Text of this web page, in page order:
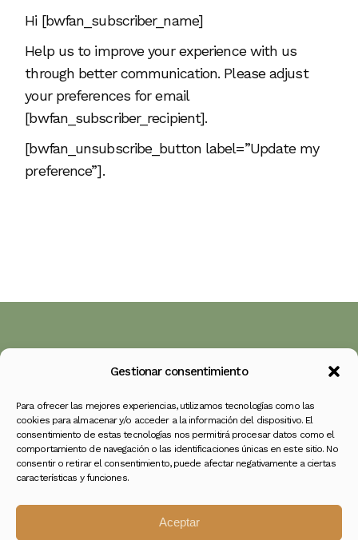
Gestionar consentimiento
Para ofrecer las mejores experiencias, utilizamos tecnologías como las
cookies para almacenar y/o acceder a la información del dispositivo. El
consentimiento de estas tecnologías nos permitirá procesar datos como el
comportamiento de navegación o las identificaciones únicas en este sitio. No
consentir o retirar el consentimiento, puede afectar negativamente a ciertas
características y funciones.
Aceptar
Hi [bwfan_subscriber_name]
Help us to improve your experience with us
through better communication. Please adjust
your preferences for email
[bwfan_subscriber_recipient].
[bwfan_unsubscribe_button label=”Update my
preference”].
Tu Jardín de Emociones
Más que flores, experiencias